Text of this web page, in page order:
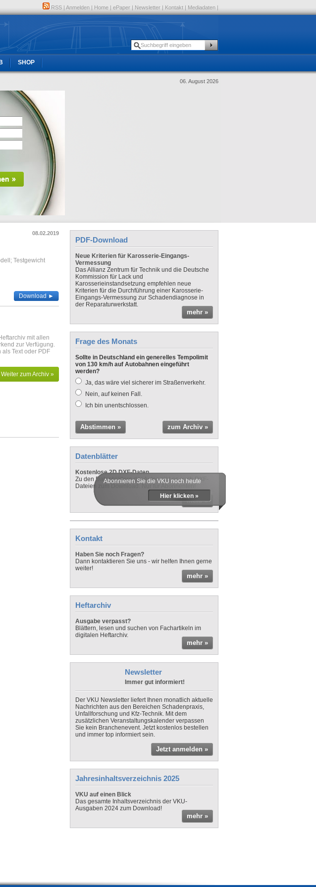
RSS | Anmelden | Home | ePaper | Newsletter | Kontakt | Mediadaten |
SHOP
06. August 2026
08.02.2019
Testgewicht
Download ►
mit allen
zur Verfügung.
Text oder PDF
Weiter zum Archiv »
PDF-Download
Neue Kriterien für Karosserie-Eingangs-
Vermessung
Das Allianz Zentrum für Technik und die Deutsche
Kommission für Lack und
Karosserieinstandsetzung empfehlen neue
Kriterien für die Durchführung einer Karosserie-
Eingangs-Vermessung zur Schadendiagnose in
der Reparaturwerkstatt.
mehr »
Frage des Monats
Sollte in Deutschland ein generelles Tempolimit
von 130 km/h auf Autobahnen eingeführt
werden?
Ja, das wäre viel sicherer im Straßenverkehr.
Nein, auf keinen Fall.
Ich bin unentschlossen.
Abstimmen » zum Archiv »
Datenblätter
Kostenlose 2D DXF-Daten
Zu den Datenblättern der Autos gibt es auch DXF-
Dateien zum Download. Nur für Abonnenten!
mehr »
Abonnieren Sie die VKU noch heute
Hier klicken »
Kontakt
Haben Sie noch Fragen?
Dann kontaktieren Sie uns - wir helfen Ihnen gerne
weiter!
mehr »
Heftarchiv
Ausgabe verpasst?
Blättern, lesen und suchen von Fachartikeln im
digitalen Heftarchiv.
mehr »
Newsletter
Immer gut informiert!
Der VKU Newsletter liefert Ihnen monatlich aktuelle
Nachrichten aus den Bereichen Schadenpraxis,
Unfallforschung und Kfz-Technik. Mit dem
zusätzlichen Veranstaltungskalender verpassen
Sie kein Branchenevent. Jetzt kostenlos bestellen
und immer top informiert sein.
Jetzt anmelden »
Jahresinhaltsverzeichnis 2025
VKU auf einen Blick
Das gesamte Inhaltsverzeichnis der VKU-
Ausgaben 2024 zum Download!
mehr »